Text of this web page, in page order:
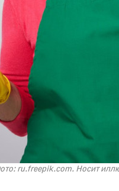
ru.freepik.com. Носит